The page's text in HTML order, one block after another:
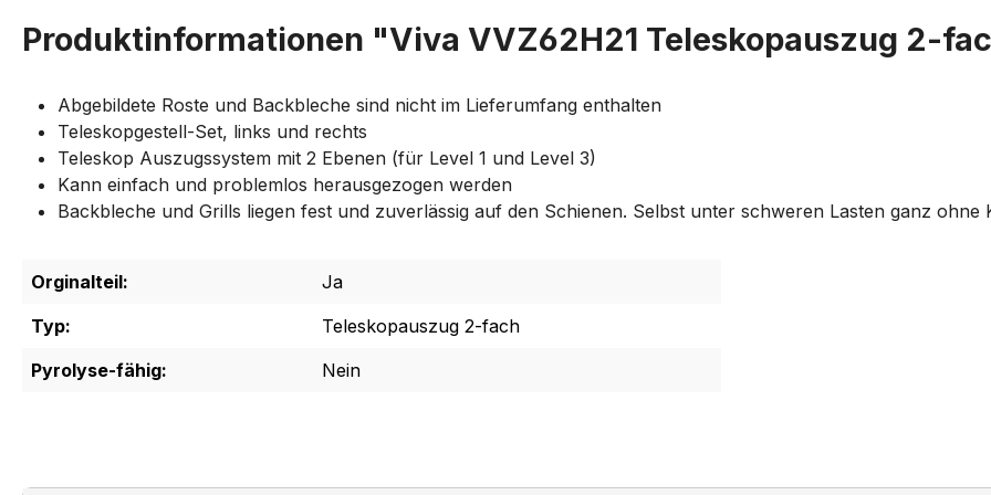
Produktinformationen "Viva VVZ62H21 Teleskopauszug 2-
Abgebildete Roste und Backbleche sind nicht im Lieferumfang enthalten
Teleskopgestell-Set, links und rechts
Teleskop Auszugssystem mit 2 Ebenen (für Level 1 und Level 3)
Kann einfach und problemlos herausgezogen werden
Backbleche und Grills liegen fest und zuverlässig auf den Schienen. Selbst unter schweren Lasten ganz ohne
Orginalteil:
Ja
Typ:
Teleskopauszug 2-fach
Pyrolyse-fähig:
Nein